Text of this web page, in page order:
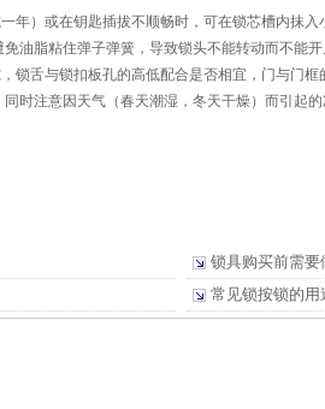
年）或在钥匙插拔不顺畅时，可在锁芯槽内抹
油脂粘住弹子弹簧，导致锁头不能转动而不能开
锁舌与锁扣板孔的高低配合是否相宜，门与门框
时注意因天气（春天潮湿，冬天干燥）而引起
锁具购买前需要
常见锁按锁的用